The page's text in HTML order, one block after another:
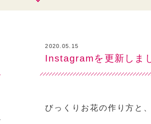
2020.05.15
Instagramを更新しま
びっくりお花の作り方と